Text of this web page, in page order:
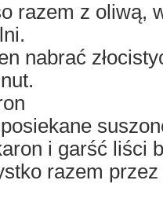
razem z oliwą,
nabrać
i garść liści
razem